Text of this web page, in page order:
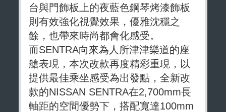
台與門飾板上的夜藍色鋼琴烤漆飾板
則有效強化視覺效果，優雅沈穩之
餘，也帶來時尚都會化感受。
而SENTRA向來為人所津津樂道的座
艙表現，本次改款再度精彩重現，以
提供最佳乘坐感受為出發點，全新改
款的NISSAN SENTRA在2,700mm長
軸距的空間優勢下，搭配寬達100mm